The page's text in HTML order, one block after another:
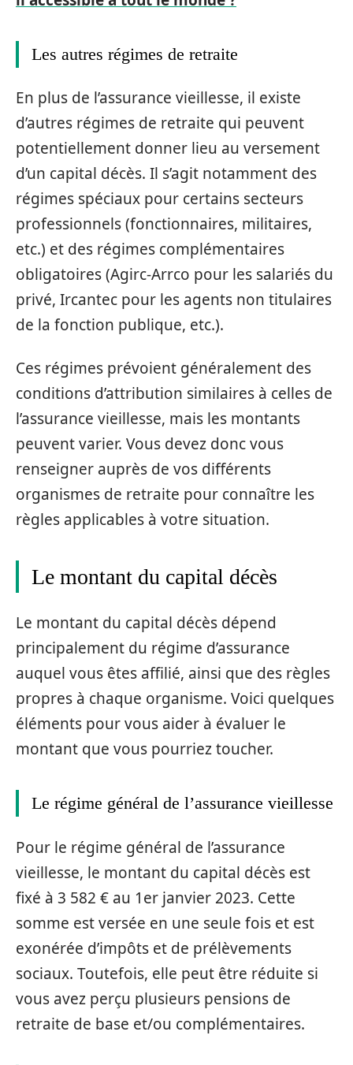
Les autres régimes de retraite
En plus de l’assurance vieillesse, il existe
d’autres régimes de retraite qui peuvent
potentiellement donner lieu au versement
d’un capital décès. Il s’agit notamment des
régimes spéciaux pour certains secteurs
professionnels (fonctionnaires, militaires,
etc.) et des régimes complémentaires
obligatoires (Agirc-Arrco pour les salariés du
privé, Ircantec pour les agents non titulaires
de la fonction publique, etc.).
Ces régimes prévoient généralement des
conditions d’attribution similaires à celles de
l’assurance vieillesse, mais les montants
peuvent varier. Vous devez donc vous
renseigner auprès de vos différents
organismes de retraite pour connaître les
règles applicables à votre situation.
Le montant du capital décès
Le montant du capital décès dépend
principalement du régime d’assurance
auquel vous êtes affilié, ainsi que des règles
propres à chaque organisme. Voici quelques
éléments pour vous aider à évaluer le
montant que vous pourriez toucher.
Le régime général de l’assurance vieillesse
Pour le régime général de l’assurance
vieillesse, le montant du capital décès est
fixé à 3 582 € au 1er janvier 2023. Cette
somme est versée en une seule fois et est
exonérée d’impôts et de prélèvements
sociaux. Toutefois, elle peut être réduite si
vous avez perçu plusieurs pensions de
retraite de base et/ou complémentaires.